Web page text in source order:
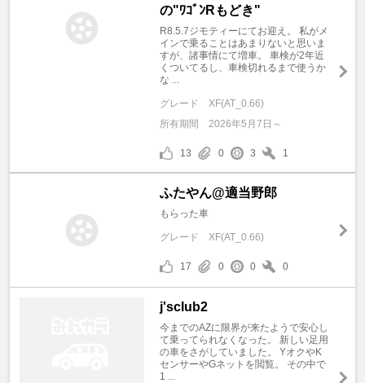
の"ﾜｺﾞﾝRもどき"
R8.5.7ジモティーにてお迎え。 私がメ
インで乗ることはあまりないと思いま
すが、諸事情にて増車。 車検が2年近
くついてるし、車検切れるまで使うか
な ...
グレード
XF(AT_0.66)
所有期間
2026年5月7日～
13 0 3 1
ふたやん@適当野郎
もらった車
グレード XF(AT_0.66)
17 0 0 0
j'sclub2
今までのAZに限界が来たようで安心し
て乗ってられなくなった。 新しい足用
の車をさがしていました。 YオクやK
センサーやGネットを閲覧。 その中で
1 ...